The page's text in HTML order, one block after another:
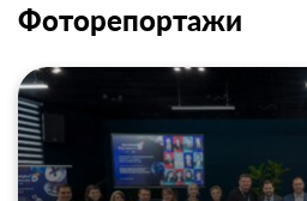
Фоторепортажи